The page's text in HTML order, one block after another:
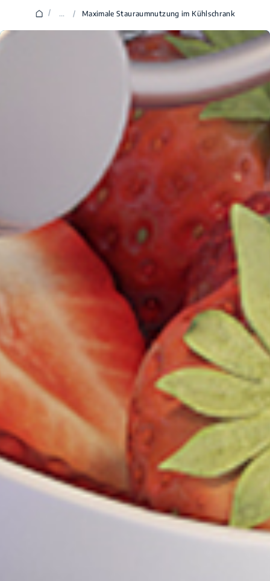
/ ... / Maximale Stauraumnutzung im Kühlschrank